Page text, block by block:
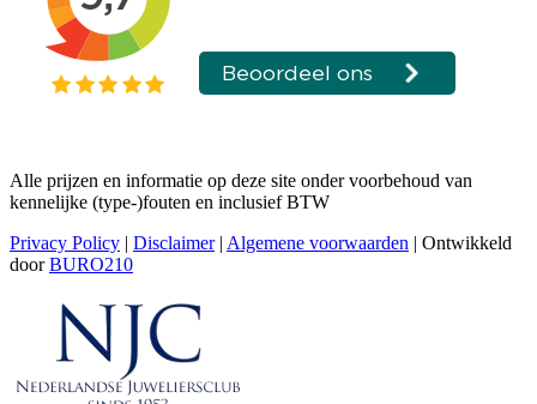
Alle prijzen en informatie op deze site onder voorbehoud van
kennelijke (type-)fouten en inclusief BTW
Privacy Policy | Disclaimer| Algemene voorwaarden | Ontwikkeld
doorBURO210